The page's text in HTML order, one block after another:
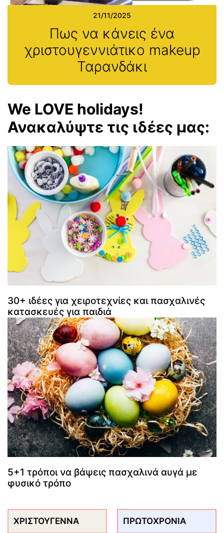
21/11/2025
Πως να κάνεις ένα
χριστουγεννιάτικο makeup
Ταρανδάκι
We LOVE holidays!
Ανακαλύψτε τις ιδέες μας:
30+ ιδέες για χειροτεχνίες και πασχαλινές
κατασκευές για παιδιά
5+1 τρόποι να βάψεις πασχαλινά αυγά με
φυσικό τρόπο
ΧΡΙΣΤΟΥΓΕΝΝΑ ΠΡΩΤΟΧΡΟΝΙΑ